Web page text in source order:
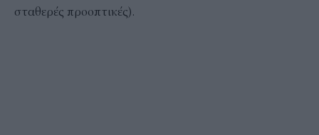
σταθερές προοπτικές).